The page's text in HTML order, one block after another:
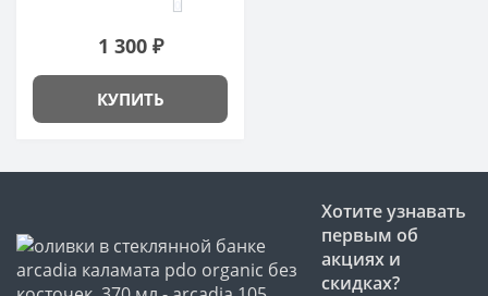
1 300 ₽
КУПИТЬ
Хотите узнавать
первым об
акциях и
скидках?